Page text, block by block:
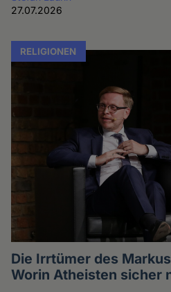
27.07.2026
RELIGIONEN
Die Irrtümer des
Worin Atheisten sicher